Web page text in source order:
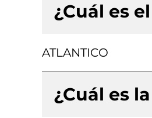
¿Cuál es
ATLANTICO
¿Cuál es